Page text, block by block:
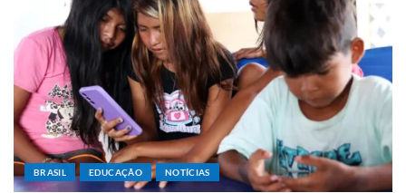
BRASIL EDUCAÇÃO NOTÍCIAS